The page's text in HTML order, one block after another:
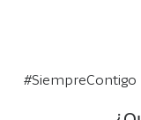
#SiempreContigo